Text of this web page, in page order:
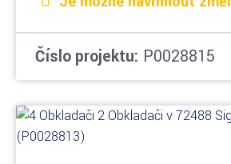
Číslo projektu: P0028815